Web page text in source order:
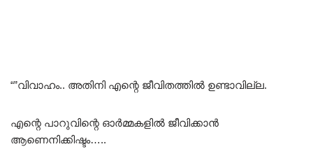
“”വിവാഹം.. അതിനി എന്റെ ജീവിതത്തിൽ ഉണ്ടാവില്ല.
എന്റെ പാറുവിന്റെ ഓർമ്മകളിൽ ജീവിക്കാൻ
ആണെനിക്കിഷ്ടം…..